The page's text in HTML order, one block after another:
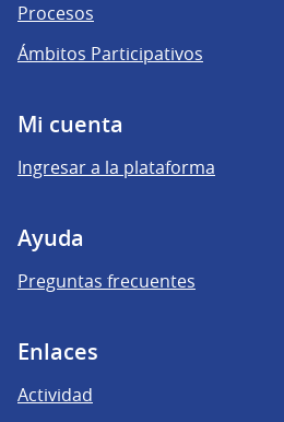
Procesos
Ámbitos Participativos
Mi cuenta
Ingresar a la plataforma
Ayuda
Preguntas frecuentes
Enlaces
Actividad